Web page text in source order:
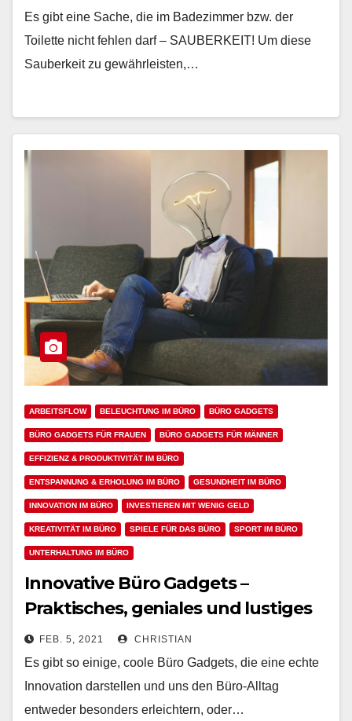
Es gibt eine Sache, die im Badezimmer bzw. der
Toilette nicht fehlen darf – SAUBERKEIT! Um diese
Sauberkeit zu gewährleisten,…
ARBEITSFLOW BELEUCHTUNG IM BÜRO BÜRO GADGETS
BÜRO GADGETS FÜR FRAUEN BÜRO GADGETS FÜR MÄNNER
EFFIZIENZ & PRODUKTIVITÄT IM BÜRO
ENTSPANNUNG & ERHOLUNG IM BÜRO GESUNDHEIT IM BÜRO
INNOVATION IM BÜRO INVESTIEREN MIT WENIG GELD
KREATIVITÄT IM BÜRO SPIELE FÜR DAS BÜRO SPORT IM BÜRO
UNTERHALTUNG IM BÜRO
Innovative Büro Gadgets –
Praktisches, geniales und lustiges
Zubehör für Männer und Frauen
FEB. 5, 2021 CHRISTIAN
Es gibt so einige, coole Büro Gadgets, die eine echte
Innovation darstellen und uns den Büro-Alltag
entweder besonders erleichtern, oder…